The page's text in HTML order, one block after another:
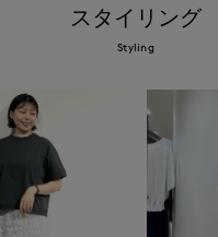
スタイリング
Styling